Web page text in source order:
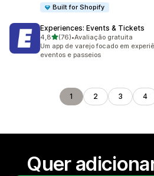
Built for Shopify
Experiences: Events & Tickets
4,8de 5 estrelas
(76)
76 avaliações ao todo
•Avaliação gratuita
Um app de varejo focado em
eventos e passeios
1 2 3 4
Quer